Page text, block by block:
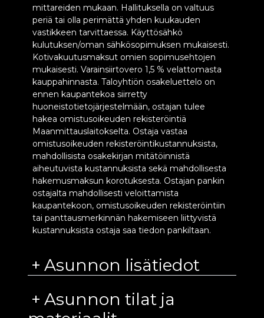
mittareiden mukaan. Hallituksella on valtuus
periä tai olla perimättä yhden kuukauden
vastikkeen tarvittaessa. Käyttösähkö
kulutuksen/oman sähkösopimuksen mukaisesti.
Kotivakuutusmaksut omien sopimusehtojen
mukaisesti. Varainsiirtovero 1,5 % velattomasta
kauppahinnasta. Taloyhtiön osakeluettelo on
ennen kaupantekoa siirretty
huoneistotietojärjestelmään, ostajan tulee
hakea omistusoikeuden rekisteröintiä
Maanmittauslaitokselta. Ostaja vastaa
omistusoikeuden rekisteröintikustannuksista,
mahdollisista osakekirjan mitätöinnistä
aiheutuvista kustannuksista sekä mahdollisesta
hakemusmaksun korotuksesta. Ostajan pankin
ostajalta mahdollisesti veloittamista
kaupantekoon, omistusoikeuden rekisteröintiin
tai panttausmerkinnän hakemiseen liittyvistä
kustannuksista ostaja saa tiedon pankiltaan.
Asunnon lisätiedot
Asunnon tilat ja